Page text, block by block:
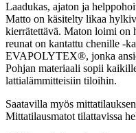
Laadukas, ajaton ja
Matto on käsitelty likaa
kierrätettävä. Maton loimi on
reunat on kantattu chenille -
EVAPOLYTEX®, jonka
Pohjan materiaali sopii
lattialämmitteisiin tiloihin.
Saatavilla myös
Mittatilausmatot tilattavissa